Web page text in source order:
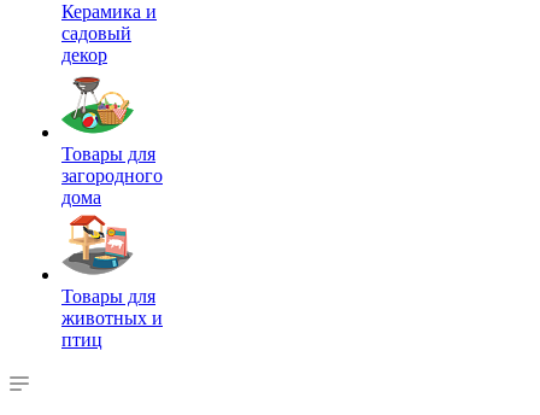
Керамика и
садовый
декор
Товары для
загородного
дома
Товары для
животных и
птиц